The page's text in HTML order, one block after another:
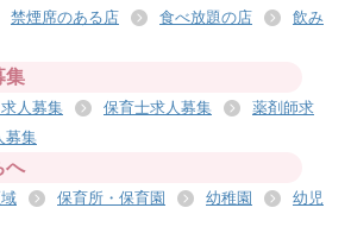
禁煙席のある店 食べ放題の店
飲み
集
人募集 保育士求人募集
薬剤師求
募集
へ
保育所・保育園 幼稚園
幼児